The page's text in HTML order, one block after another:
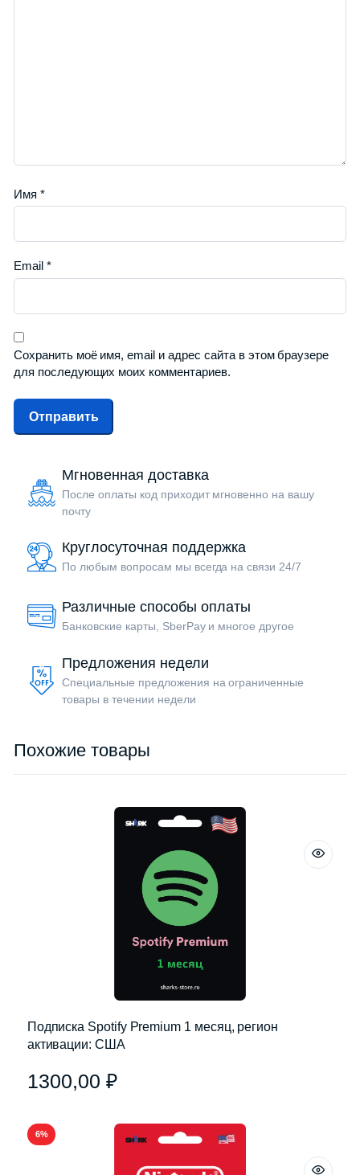
Имя *
Email *
Сохранить моё имя, email и адрес сайта в этом браузере
для последующих моих комментариев.
Мгновенная доставка
После оплаты код приходит мгновенно на вашу
почту
Круглосуточная поддержка
По любым вопросам мы всегда на связи 24/7
Различные способы оплаты
Банковские карты, SberPay и многое другое
Предложения недели
Специальные предложения на ограниченные
товары в течении недели
Похожие товары
Подписка Spotify Premium 1 месяц, регион
активации: США
1300,00 ₽
6%